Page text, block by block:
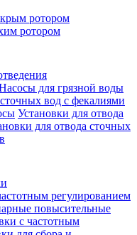
ротором
ротором
для грязной воды
вод c фекалиями
Установки для отвода
для отвода сточных
регулированием
повысительные
с частотным